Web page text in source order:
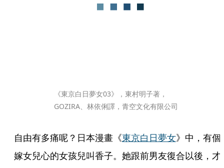
《東京白日夢女03》，東村明子著，
GOZIRA、林依俐譯，青空文化有限公司
自由有多痛呢？日本漫畫《東京白日夢女》中，有個
嫁女兒心的女孩兒叫香子。她跟前男友復合以後，才